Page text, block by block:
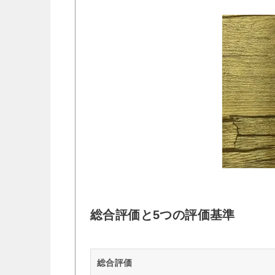
総合評価と5つの評価基準
総合評価